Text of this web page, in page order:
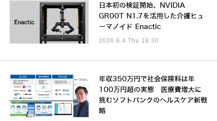
日本初の検証開始、NVIDIA
GR00T N1.7を活用した介護ヒュ
ーマノイド Enactic
2026.6.4 Thu 18:30
年収350万円で社会保険料は年
100万円超の実態 医療費増大に
挑むソフトバンクのヘルスケア新戦
略